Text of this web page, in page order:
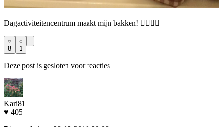
Dagactiviteitencentrum maakt mijn bakken! 👌🏻💪🏻
8 1
Deze post is gesloten voor reacties
Kari81
♥ 405